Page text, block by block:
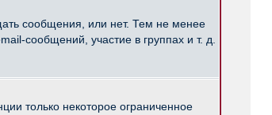
сообщения, или нет. Тем не менее
сообщений, участие в группах и т. д.
только некоторое ограниченное